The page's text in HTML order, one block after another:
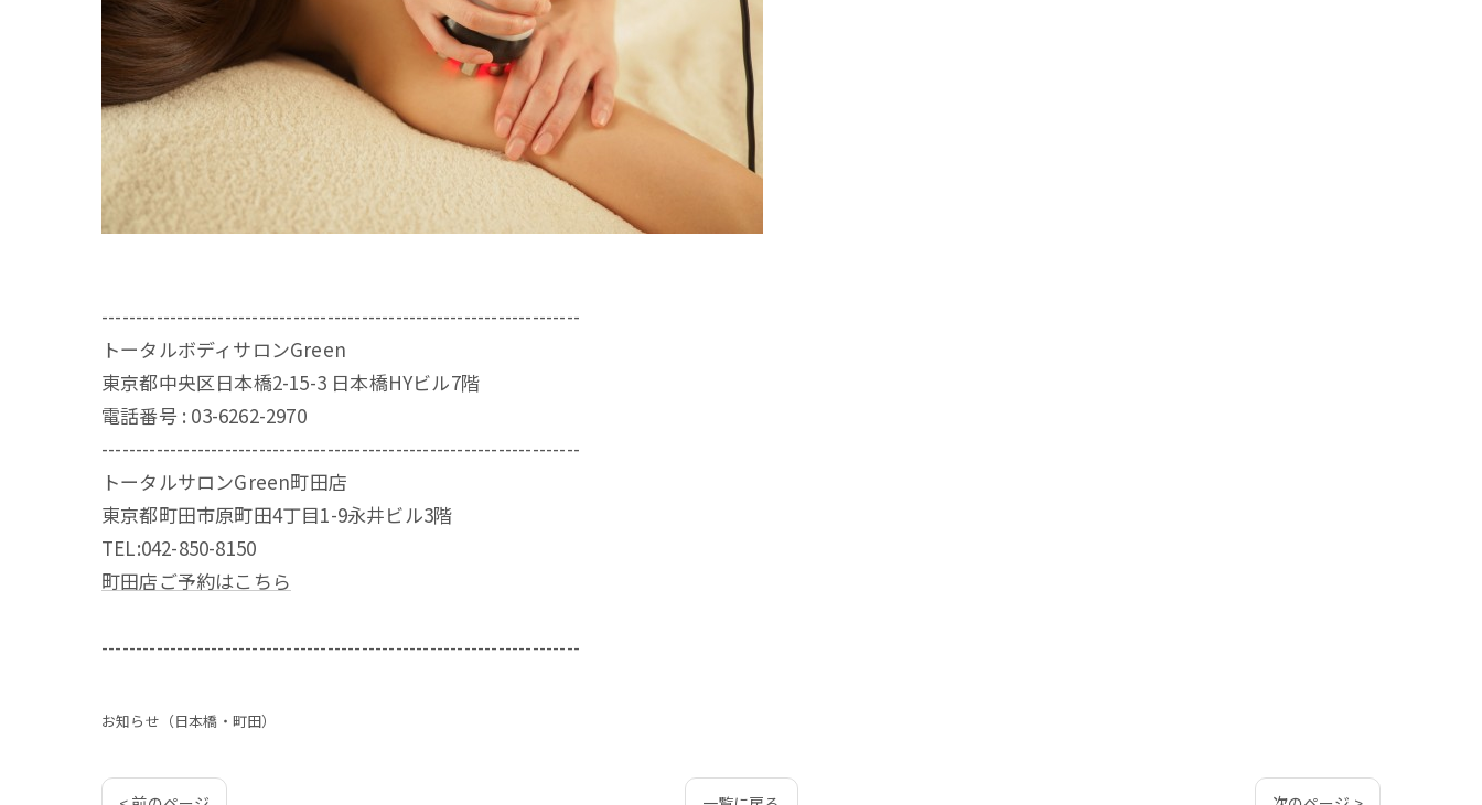
----------------------------------------------------------------------
トータルボディサロンGreen
東京都中央区日本橋2-15-3 日本橋HYビル7階
電話番号 : 03-6262-2970
----------------------------------------------------------------------
トータルサロンGreen町田店
東京都町田市原町田4丁目1-9永井ビル3階
TEL:042-850-8150
町田店ご予約はこちら
----------------------------------------------------------------------
お知らせ（日本橋・町田）